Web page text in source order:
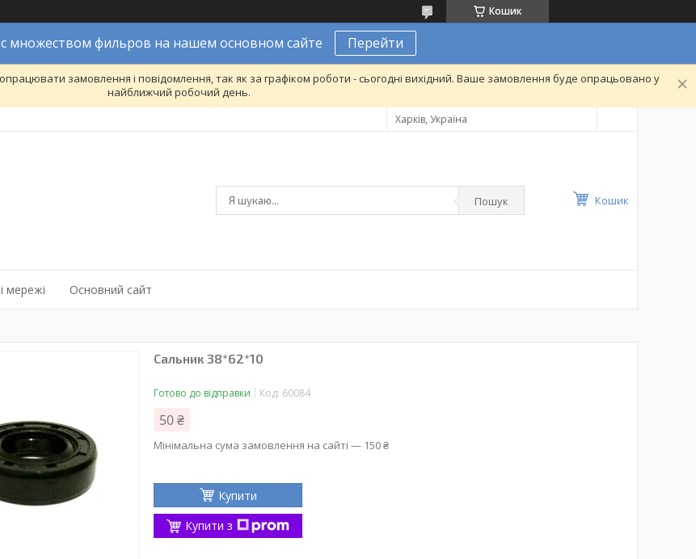
Кошик
множеством фильров на нашем основном сайте Перейти
замовлення і повідомлення, так як за графіком роботи - сьогодні вихідний. Ваше замовлення буде опрацьовано у
найближчий робочий день.
Харків, Україна
Пошук Кошик
мережі Основний сайт
Сальник 38*62*10
Готово до відправки Код: 60084
50 ₴
Мінімальна сума замовлення на сайті — 150 ₴
Купити
Купити з